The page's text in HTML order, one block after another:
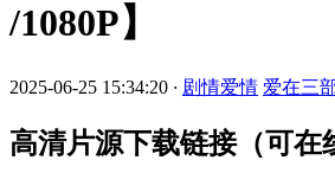
/1080P】
2025-06-25 15:34:20 · 剧情爱情 爱在三
高清片源下载链接（可在